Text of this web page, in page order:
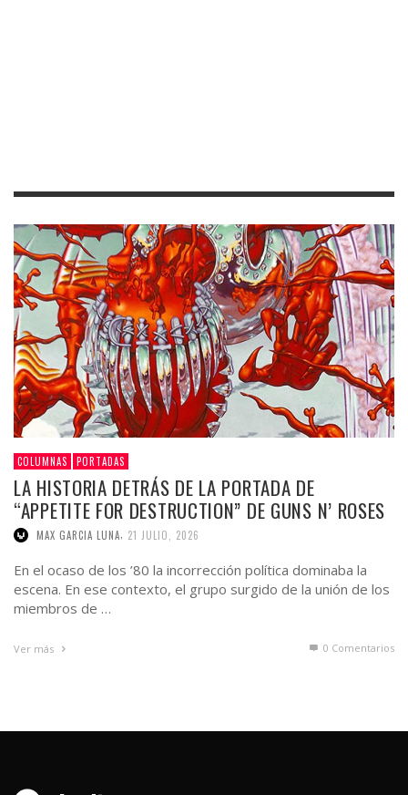
COLUMNAS PORTADAS
LA HISTORIA DETRÁS DE LA PORTADA DE
“APPETITE FOR DESTRUCTION” DE GUNS N’ ROSES
MAX GARCIA LUNA, 21 JULIO, 2026
En el ocaso de los ’80 la incorrección política dominaba la
escena. En ese contexto, el grupo surgido de la unión de los
miembros de …
Ver más 0 Comentarios